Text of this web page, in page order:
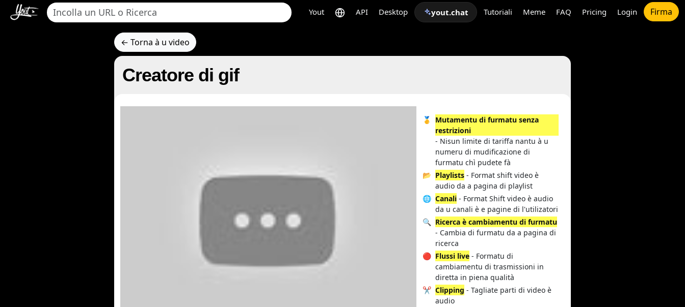
Yout API Desktop yout.chat Tutoriali Meme FAQ Pricing Login Firma
← Torna à u video
Creatore di gif
🥇
Mutamentu di furmatu senza
restrizioni
- Nisun limite di tariffa nantu à u
numeru di mudificazione di
furmatu chì pudete fà
📂 Playlists - Format shift video è
audio da a pagina di playlist
🌐 Canali - Format Shift video è audio
da u canali è e pagine di l'utilizatori
🔍 Ricerca è cambiamentu di furmatu
- Cambia di furmatu da a pagina di
ricerca
🔴 Flussi live - Formatu di
cambiamentu di trasmissioni in
diretta in piena qualità
✂️ Clipping - Tagliate parti di video è
audio